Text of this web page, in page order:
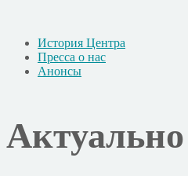
История Центра
Пресса о нас
Анонсы
Актуально